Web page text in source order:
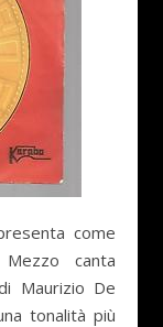
canta
Maurizio De
tonalità più